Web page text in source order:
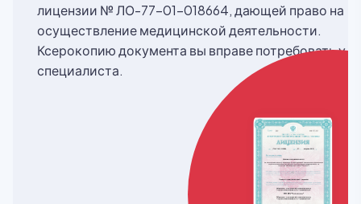
лицензии № ЛО-77-01-018664, дающей право на
осуществление медицинской деятельности.
Ксерокопию документа вы вправе потребовать у
специалиста.